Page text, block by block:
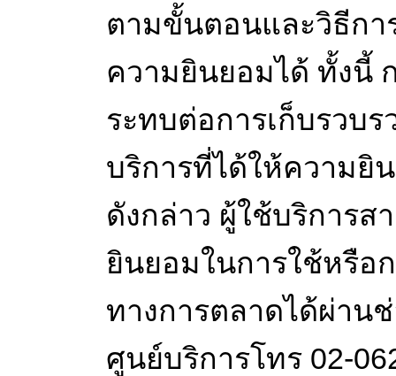
ตามขั้นตอนและวิธีก
ความยินยอมได้ ทั้งนี้
ระทบต่อการเก็บรวบ
บริการที่ได้ให้ความยิ
ดังกล่าว ผู้ใช้บริการส
ยินยอมในการใช้หรือ
ทางการตลาดได้ผ่าน
ศูนย์บริการโทร 02-